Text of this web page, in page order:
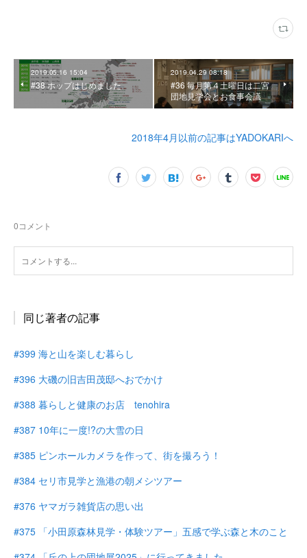
2019.05.16 15:04
#38 ホップはじめました
2019.04.29 08:18
#36 毎月第４土曜日は二宮
団地見学会とお食事会議
2018年4月以前の記事はYADOKARIへ
0コメント
同じ著者の記事
#399 海と山を楽しむ暮らし
#396 大磯の旧吉田茂邸へおでかけ
#388 暮らしと健康のお店 tenohira
#387 10年に一度!?の大雪の日
#385 ピンホールカメラを作って、街を撮ろう！
#384 セリ市見学と漁港の朝メシツアー
#376 ヤマガラ雑貨店の思い出
#375 「小田原森林見学・体験ツアー」五感で学ぶ森と木のこと